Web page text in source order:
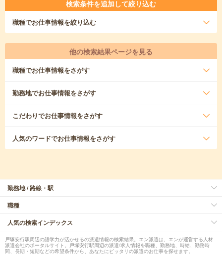
検索条件を追加して絞り込む
職種でお仕事情報を絞り込む
他の検索結果ページを見る
職種でお仕事情報をさがす
勤務地でお仕事情報をさがす
こだわりでお仕事情報をさがす
人気のワードでお仕事情報をさがす
勤務地 / 路線・駅
職種
人気の検索インデックス
戸塚安行駅周辺の語学力が活かせるの派遣情報の検索結果。エン派遣は、エンが運営する人材
派遣会社のポータルサイト。戸塚安行駅周辺の派遣/求人情報を職種、勤務地、時給、勤務時
間、長期・短期などの希望条件から、あなたにピッタリの派遣のお仕事を探せます。